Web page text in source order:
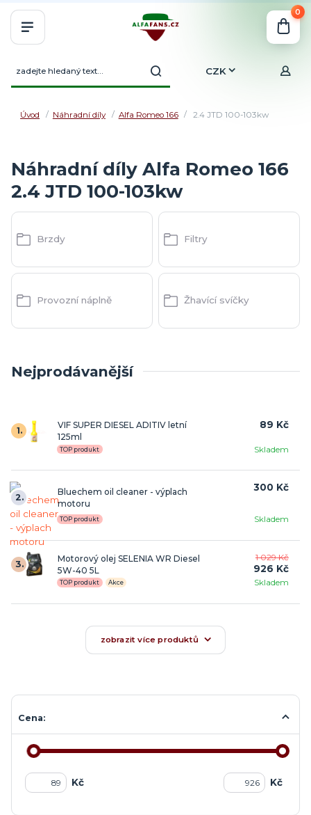
CZK
0
Úvod Náhradní díly Alfa Romeo 166 2.4 JTD 100-103kw
Náhradní díly Alfa Romeo 166
2.4 JTD 100-103kw
Brzdy Filtry
Provozní náplně Žhavící svíčky
Nejprodávanější
1.
VIF SUPER DIESEL ADITIV letní
125ml
Skladem
TOP produkt
89 Kč
2.
Bluechem oil cleaner - výplach
motoru
Skladem
TOP produkt
300 Kč
3.
Motorový olej SELENIA WR Diesel
5W-40 5L
Skladem
TOP produkt Akce
1 029 Kč
926 Kč
zobrazit více produktů
Cena:
Kč Kč